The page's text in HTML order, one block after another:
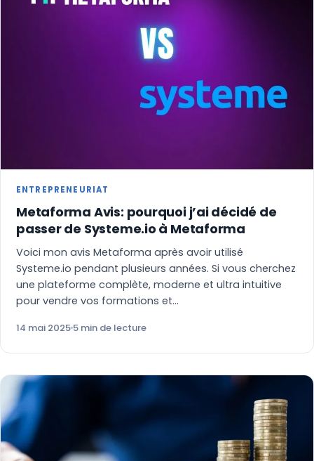
ENTREPRENEURIAT
Metaforma Avis: pourquoi j’ai décidé de
passer de Systeme.io à Metaforma
Voici mon avis Metaforma après avoir utilisé
Systeme.io pendant plusieurs années. Si vous cherchez
une plateforme complète, moderne et ultra intuitive
pour vendre vos formations et…
14 mai 2025 5 min de lecture